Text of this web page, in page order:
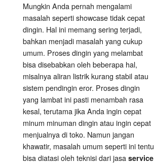
Mungkin Anda pernah mengalami
masalah seperti showcase tidak cepat
dingin. Hal ini memang sering terjadi,
bahkan menjadi masalah yang cukup
umum. Proses dingin yang melambat
bisa disebabkan oleh beberapa hal,
misalnya aliran listrik kurang stabil atau
sistem pendingin eror. Proses dingin
yang lambat ini pasti menambah rasa
kesal, terutama jika Anda ingin cepat
minum minuman dingin atau ingin cepat
menjualnya di toko. Namun jangan
khawatir, masalah umum seperti ini tentu
bisa diatasi oleh teknisi dari jasa service